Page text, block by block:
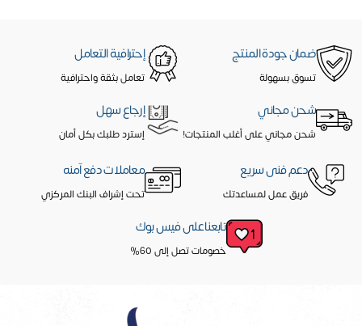
ضمان جودة المنتج
تسوق بسهولة
إحترافية التعامل
تعامل بثقة واحترافية
شحن مجاني
شحن مجاني على أغلب المنتجات!
إرجاع سهل
إسترد طلبك بكل أمان
دعم فنى سريع
فريق عمل لمساعدتك
معاملات دفع آمنه
تحت إشراف البنك المركزي
تابعنا على فيس بوك
خصومات تصل إلى 60%